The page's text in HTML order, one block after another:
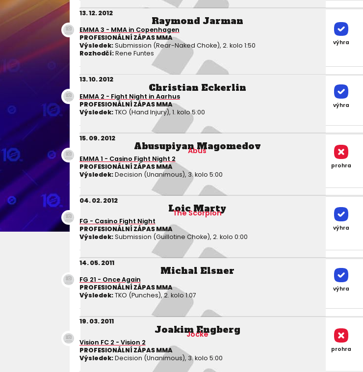
13. 12. 2012
Raymond Jarman
EMMA 3 - MMA in Copenhagen
PROFESIONÁLNÍ ZÁPAS MMA
Výsledek:Submission (Rear-Naked Choke), 2. kolo 1:50
Rozhodčí:Rene Funtes
výhra
13. 10. 2012
Christian Eckerlin
EMMA 2 - Fight Night in Aarhus
PROFESIONÁLNÍ ZÁPAS MMA
Výsledek:TKO (Hand Injury), 1. kolo 5:00
výhra
15. 09. 2012
Abusupiyan Magomedov
Abus
EMMA 1 - Casino Fight Night 2
PROFESIONÁLNÍ ZÁPAS MMA
Výsledek:Decision (Unanimous), 3. kolo 5:00
prohra
04. 02. 2012
Loic Marty
The Scorpion
FG - Casino Fight Night
PROFESIONÁLNÍ ZÁPAS MMA
Výsledek:Submission (Guillotine Choke), 2. kolo 0:00
výhra
14. 05. 2011
Michal Elsner
FG 21 - Once Again
PROFESIONÁLNÍ ZÁPAS MMA
Výsledek:TKO (Punches), 2. kolo 1:07
výhra
19. 03. 2011
Joakim Engberg
Jocke
Vision FC 2 - Vision 2
PROFESIONÁLNÍ ZÁPAS MMA
Výsledek:Decision (Unanimous), 3. kolo 5:00
prohra